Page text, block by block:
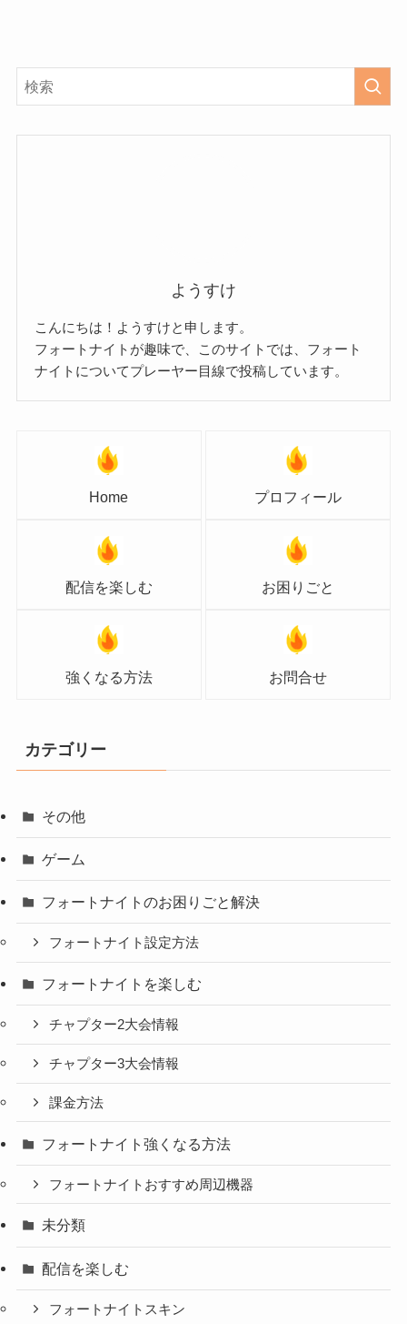
ようすけ
こんにちは！ようすけと申します。
フォートナイトが趣味で、このサイトでは、フォート
ナイトについてプレーヤー目線で投稿しています。
Home プロフィール
配信を楽しむ お困りごと
強くなる方法 お問合せ
カテゴリー
その他
ゲーム
フォートナイトのお困りごと解決
フォートナイト設定方法
フォートナイトを楽しむ
チャプター2大会情報
チャプター3大会情報
課金方法
フォートナイト強くなる方法
フォートナイトおすすめ周辺機器
未分類
配信を楽しむ
フォートナイトスキン